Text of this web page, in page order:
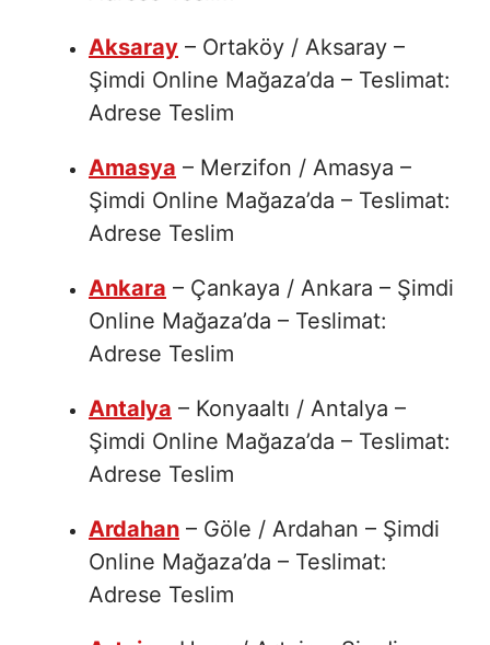
Aksaray – Ortaköy / Aksaray –
Şimdi Online Mağaza’da – Teslimat:
Adrese Teslim
Amasya – Merzifon / Amasya –
Şimdi Online Mağaza’da – Teslimat:
Adrese Teslim
Ankara – Çankaya / Ankara – Şimdi
Online Mağaza’da – Teslimat:
Adrese Teslim
Antalya – Konyaaltı / Antalya –
Şimdi Online Mağaza’da – Teslimat:
Adrese Teslim
Ardahan – Göle / Ardahan – Şimdi
Online Mağaza’da – Teslimat:
Adrese Teslim